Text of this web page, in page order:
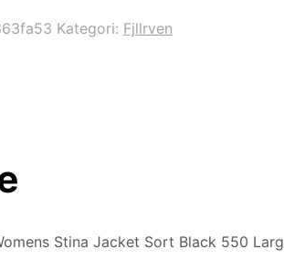
Kategori: Fjllrven
Stina Jacket Sort Black 550